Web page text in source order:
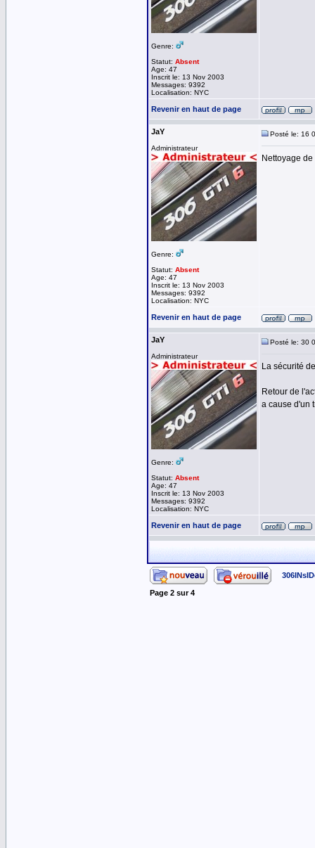
Genre:
Statut: Absent
Age: 47
Inscrit le: 13 Nov 2003
Messages: 9392
Localisation: NYC
Revenir en haut de page
JaY
Administrateur
Genre:
Statut: Absent
Age: 47
Inscrit le: 13 Nov 2003
Messages: 9392
Localisation: NYC
Posté le: 16
Nettoyage
Revenir en haut de page
JaY
Administrateur
Genre:
Statut: Absent
Age: 47
Inscrit le: 13 Nov 2003
Messages: 9392
Localisation: NYC
Posté le: 30
La sécurité
Retour de
a cause d'un
Revenir en haut de page
Page 2 sur4